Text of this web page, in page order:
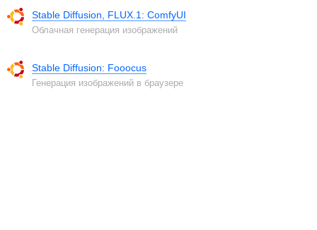
Stable Diffusion, FLUX.1: ComfyUI
Облачная генерация изображений
Stable Diffusion: Fooocus
Генерация изображений в браузере